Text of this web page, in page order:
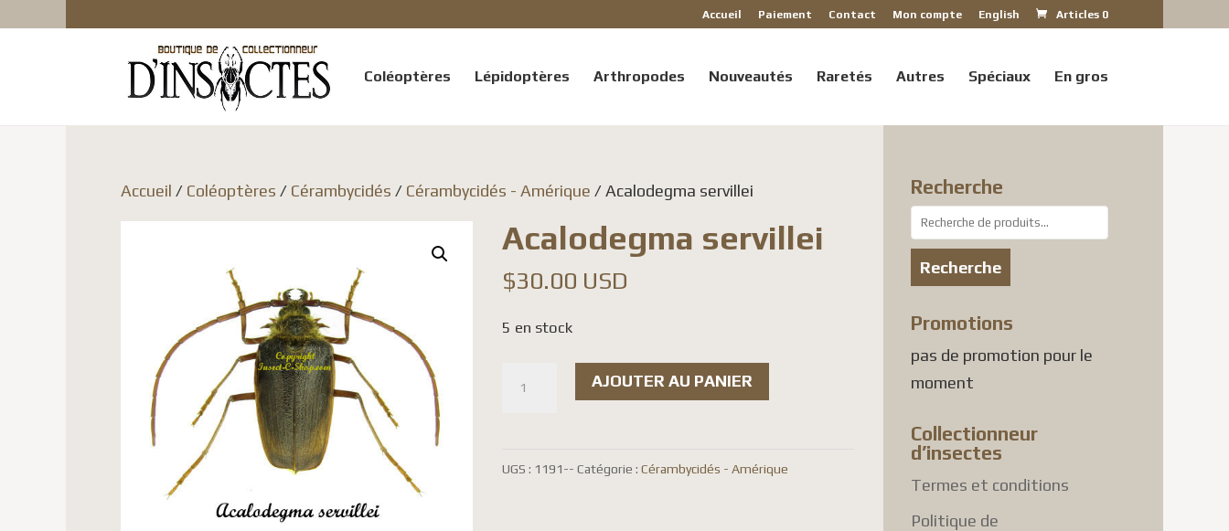
Accueil Paiement Contact Mon compte English Articles 0
Coléoptères Lépidoptères Arthropodes Nouveautés Raretés Autres Spéciaux En gros
Accueil / Coléoptères / Cérambycidés / Cérambycidés - Amérique / Acalodegma servillei
Acalodegma servillei
$30.00 USD
5 en stock
AJOUTER AU PANIER
UGS : 1191-- Catégorie : Cérambycidés - Amérique
Recherche
Recherche
pour :
Recherche
Promotions
pas de promotion pour le
moment
Collectionneur
d’insectes
Termes et conditions
Politique de